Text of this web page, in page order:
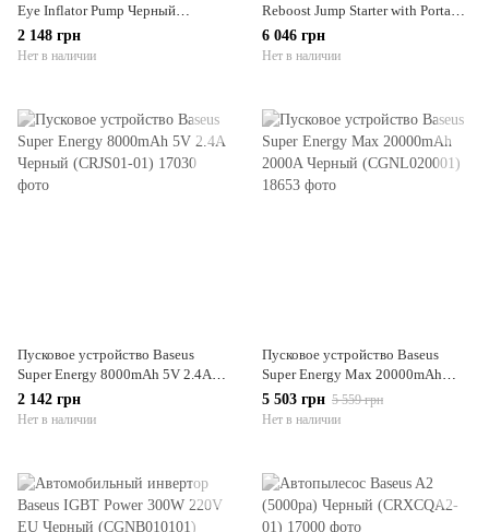
Eye Inflator Pump Черный
(CRCQB03-01)
2 148 грн
Нет в наличии
Reboost Jump Starter with Portable
Energy Storage Power Supply
CRJS02-A0
6 046 грн
Нет в наличии
Пусковое устройство Baseus
Super Energy 8000mAh 5V 2.4A
Черный (CRJS01-01)
2 142 грн
Нет в наличии
Пусковое устройство Baseus
Super Energy Max 20000mAh
2000A Черный (CGNL020001)
5 503 грн 5 559 грн
Нет в наличии